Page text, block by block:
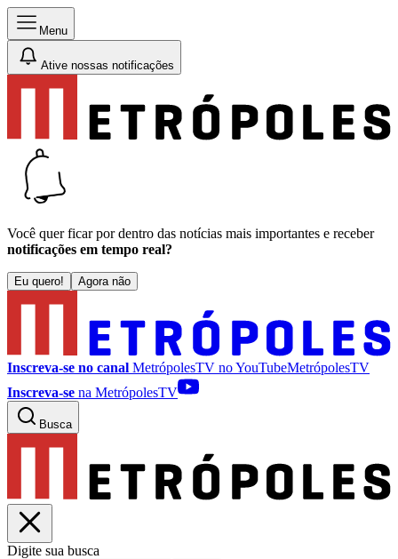
Menu
Ative nossas notificações
Você quer ficar por dentro das notícias mais importantes e receber
notificações em tempo real?
Eu quero! Agora não
Inscreva-se no canal MetrópolesTV noYouTubeMetrópolesTV
Inscreva-se na MetrópolesTV
Busca
Digite sua busca